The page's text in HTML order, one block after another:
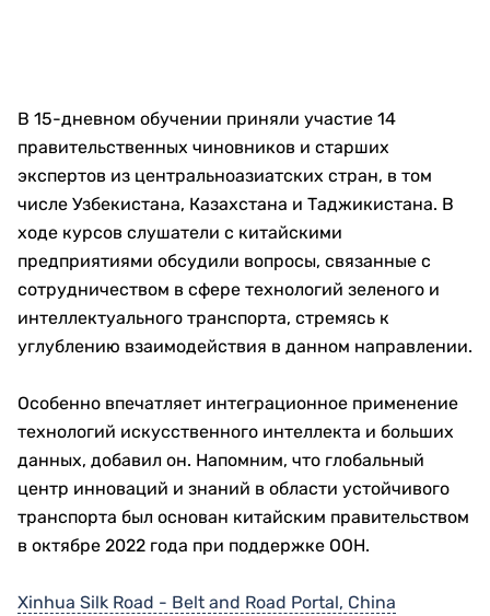
В 15-дневном обучении приняли участие 14
правительственных чиновников и старших
экспертов из центральноазиатских стран, в том
числе Узбекистана, Казахстана и Таджикистана. В
ходе курсов слушатели с китайскими
предприятиями обсудили вопросы, связанные с
сотрудничеством в сфере технологий зеленого и
интеллектуального транспорта, стремясь к
углублению взаимодействия в данном направлении.
Особенно впечатляет интеграционное применение
технологий искусственного интеллекта и больших
данных, добавил он. Напомним, что глобальный
центр инноваций и знаний в области устойчивого
транспорта был основан китайским правительством
в октябре 2022 года при поддержке ООН.
Xinhua Silk Road - Belt and Road Portal, China